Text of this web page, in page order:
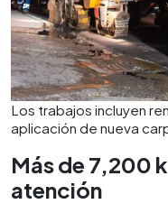
Los trabajos incluyen
aplicación de nueva
Más de 7,200
atención